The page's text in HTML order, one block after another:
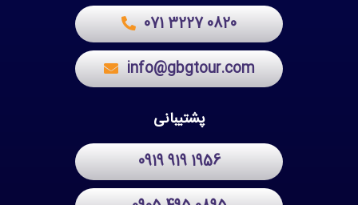
071 3227 0820
info@gbgtour.com
پشتیبانی
0919 919 1956